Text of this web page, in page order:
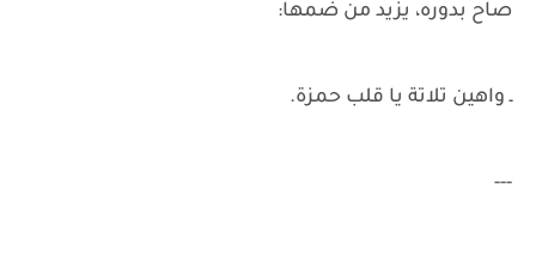
صاح بدوره، يزيد من ضمها:
ـ واهين تلاتة يا قلب حمزة.
---